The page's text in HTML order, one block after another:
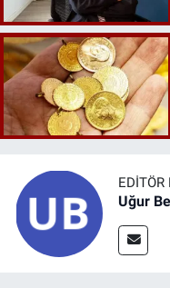
Uğur